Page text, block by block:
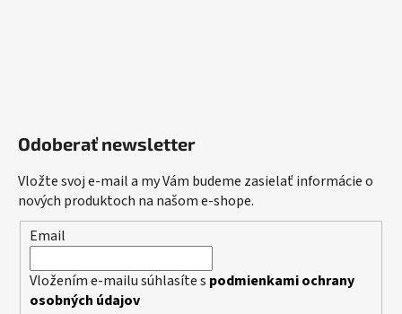
Odoberať newsletter
Vložte svoj e-mail a my Vám budeme zasielať informácie o
nových produktoch na našom e-shope.
Email
Vložením e-mailu súhlasíte s podmienkami ochrany
osobných údajov